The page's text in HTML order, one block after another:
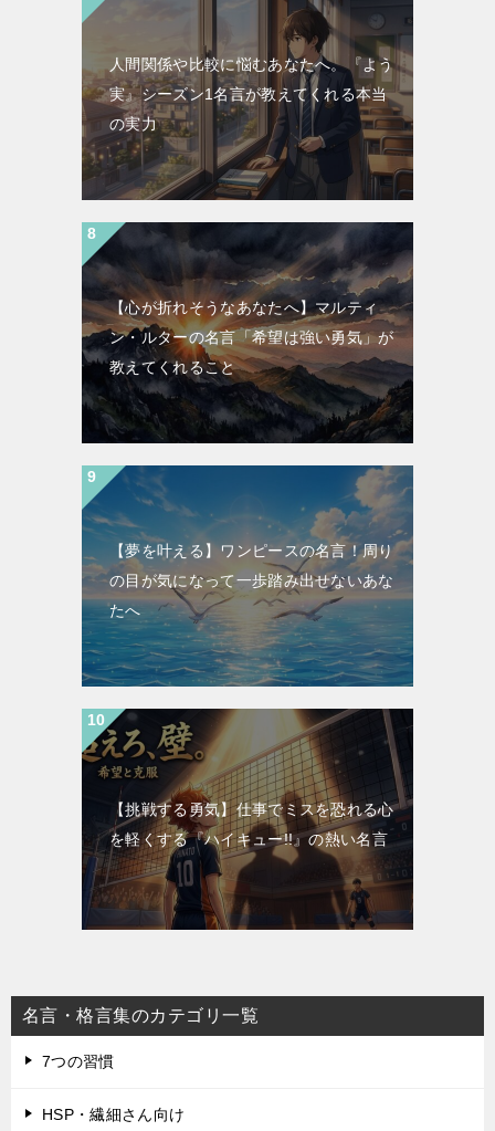
人間関係や比較に悩むあなたへ。『よう
実』シーズン1名言が教えてくれる本当
の実力
【心が折れそうなあなたへ】マルティ
ン・ルターの名言「希望は強い勇気」が
教えてくれること
【夢を叶える】ワンピースの名言！周り
の目が気になって一歩踏み出せないあな
たへ
【挑戦する勇気】仕事でミスを恐れる心
を軽くする『ハイキュー!!』の熱い名言
名言・格言集のカテゴリ一覧
7つの習慣
HSP・繊細さん向け